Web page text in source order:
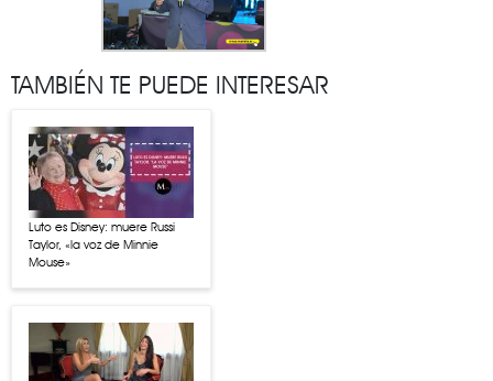
TAMBIÉN TE PUEDE INTERESAR
Luto es Disney: muere Russi
Taylor, «la voz de Minnie
Mouse»